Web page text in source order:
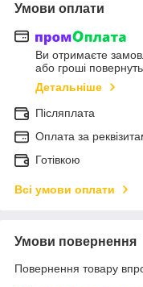
Умови оплати
Ви отримаєте
або гроші
Детальніше
Післяплата
Оплата за
Готівкою
Всі умови оплати
Умови повернення
Повернення товару